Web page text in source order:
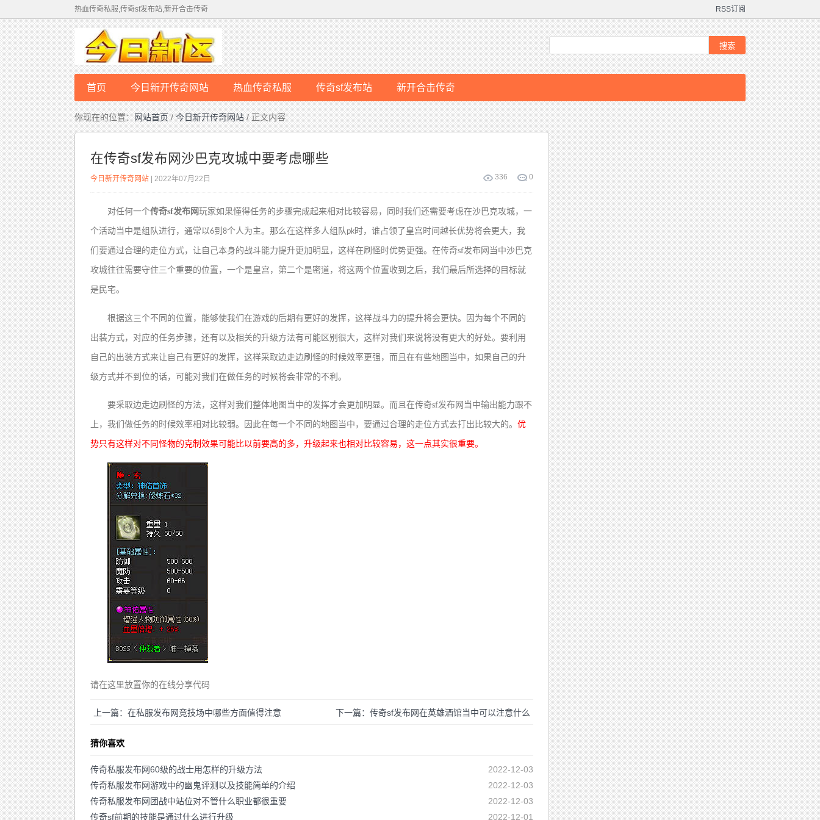
RSS订阅
热血传奇私服,传奇sf发布站,新开合击传奇
首页 今日新开传奇网站 热血传奇私服 传奇sf发布站 新开合击传奇
你现在的位置：网站首页/今日新开传奇网站/ 正文内容
在传奇sf发布网沙巴克攻城中要考虑哪些
336 0
今日新开传奇网站 | 2022年07月22日
对任何一个传奇sf发布网玩家如果懂得任务的步骤完成起来相对比较容易，同时我们还需要考虑在沙巴克攻城，一
个活动当中是组队进行，通常以6到 8个人为主。那么在这样多人组队pk时，谁占领了皇宫时间越长优势将会更大，我
们要通过合理的走位方式，让自己本身的战斗能力提升更加明显，这样在刷怪时优势更强。在传奇sf发布网当中沙巴克
攻城往往需要守住三个重要的位置，一个是皇宫，第二个是密道，将这两个位置收到之后，我们最后所选择的目标就
是民宅。
根据这三个不同的位置，能够使我们在游戏的后期有更好的发挥，这样战斗力的提升将会更快。因为每个不同的
出装方式，对应的任务步骤，还有以及相关的升级方法有可能区别很大，这样对我们来说将没有更大的好处。要利用
自己的出装方式来让自己有更好的发挥，这样采取边走边刷怪的时候效率更强，而且在有些地图当中，如果自己的升
级方式并不到位的话，可能对我们在做任务的时候将会非常的不利。
要采取边走边刷怪的方法，这样对我们整体地图当中的发挥才会更加明显。而且在传奇sf发布网当中输出能力跟不
上，我们做任务的时候效率相对比较弱。因此在每一个不同的地图当中，要通过合理的走位方式去打出比较大的。 优
势只有这样对不同怪物的克制效果可能比以前要高的多，升级起来也相对比较容易，这一点其实很重要。
请在这里放置你的在线分享代码
上一篇：在私服发布网竞技场中哪些方面值得注意 下一篇：传奇sf发布网在英雄酒馆当中可以注意什么
猜你喜欢
2022-12-03
传奇私服发布网60级的战士用怎样的升级方法
2022-12-03
传奇私服发布网游戏中的幽鬼评测以及技能简单的介绍
2022-12-03
传奇私服发布网团战中站位对不管什么职业都很重要
2022-12-01
传奇sf前期的技能是通过什么进行升级